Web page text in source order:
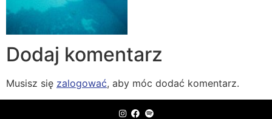
Dodaj komentarz
Musisz się zalogować, aby móc dodać komentarz.